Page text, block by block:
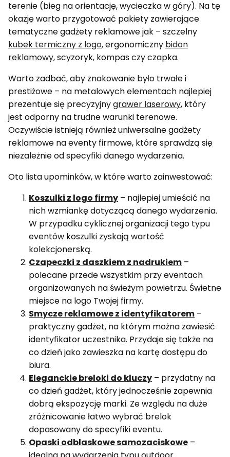
terenie (bieg na orientację, wycieczka w góry). Na tę
okazję warto przygotować pakiety zawierające
tematyczne gadżety reklamowe jak – szczelny
kubek termiczny z logo, ergonomiczny bidon
reklamowy, scyzoryk, kompas czy czapka.
Warto zadbać, aby znakowanie było trwałe i
prestiżowe – na metalowych elementach najlepiej
prezentuje się precyzyjnygrawer laserowy, który
jest odporny na trudne warunki terenowe.
Oczywiście istnieją również uniwersalne gadżety
reklamowe na eventy firmowe, które sprawdzą się
niezależnie od specyfiki danego wydarzenia.
Oto lista upominków, w które warto zainwestować:
Koszulki z logo firmy – najlepiej umieścić na
nich wzmiankę dotyczącą danego wydarzenia.
W przypadku cyklicznej organizacji tego typu
eventów koszulki zyskają wartość
kolekcjonerską.
Czapeczki z daszkiem z nadrukiem –
polecane przede wszystkim przy eventach
organizowanych na świeżym powietrzu. Świetne
miejsce na logo Twojej firmy.
Smycze reklamowe z identyfikatorem –
praktyczny gadżet, na którym można zawiesić
identyfikator uczestnika. Przydaje się także na
co dzień jako zawieszka na kartę dostępu do
biura.
Eleganckie breloki do kluczy – przydatny na
co dzień gadżet, który jednocześnie zapewnia
dobrą ekspozycję marki. Ze względu na duże
zróżnicowanie łatwo wybrać brelok
dopasowany do specyfiki eventu.
Opaski odblaskowe samozaciskowe –